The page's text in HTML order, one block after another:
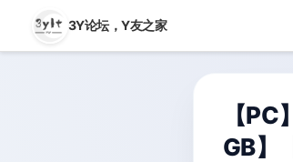
3Y论坛，Y友之家
【
GB】